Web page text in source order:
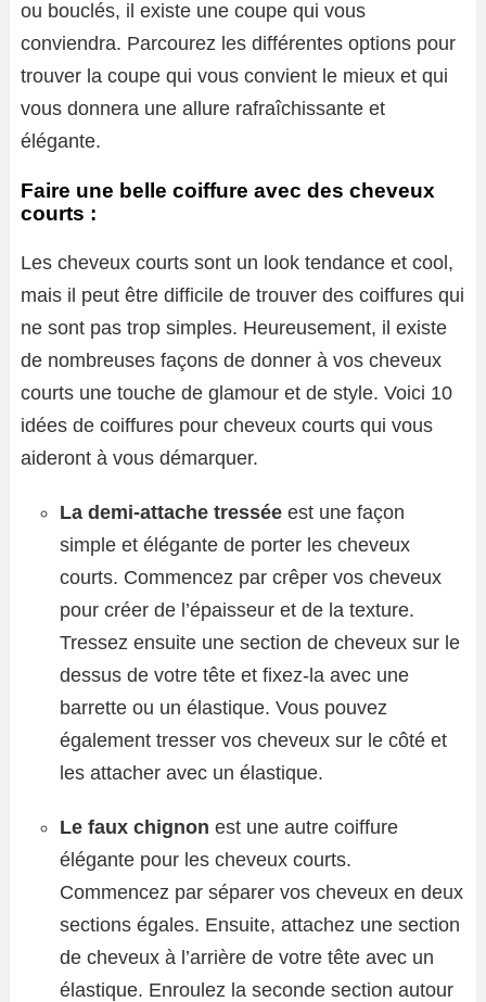
ou bouclés, il existe une coupe qui vous
conviendra. Parcourez les différentes options pour
trouver la coupe qui vous convient le mieux et qui
vous donnera une allure rafraîchissante et
élégante.
Faire une belle coiffure avec des cheveux
courts :
Les cheveux courts sont un look tendance et cool,
mais il peut être difficile de trouver des coiffures qui
ne sont pas trop simples. Heureusement, il existe
de nombreuses façons de donner à vos cheveux
courts une touche de glamour et de style. Voici 10
idées de coiffures pour cheveux courts qui vous
aideront à vous démarquer.
La demi-attache tressée est une façon
simple et élégante de porter les cheveux
courts. Commencez par crêper vos cheveux
pour créer de l’épaisseur et de la texture.
Tressez ensuite une section de cheveux sur le
dessus de votre tête et fixez-la avec une
barrette ou un élastique. Vous pouvez
également tresser vos cheveux sur le côté et
les attacher avec un élastique.
Le faux chignon est une autre coiffure
élégante pour les cheveux courts.
Commencez par séparer vos cheveux en deux
sections égales. Ensuite, attachez une section
de cheveux à l’arrière de votre tête avec un
élastique. Enroulez la seconde section autour